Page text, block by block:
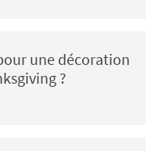
une décoration
?